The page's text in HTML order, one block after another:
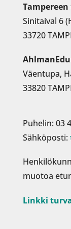
Sinitaival 6
33720
Väentupa,
33820
Puhelin: 03
Sähköposti:
muotoa
Linkki